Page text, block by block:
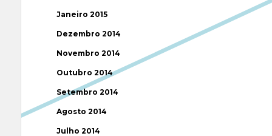
Janeiro 2015
Dezembro 2014
Novembro 2014
Outubro 2014
Setembro 2014
Agosto 2014
Julho 2014